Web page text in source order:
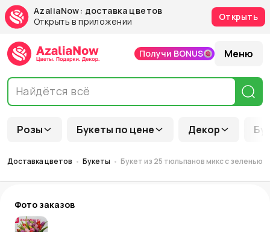
AzaliaNow: доставка цветов
Открыть в приложении
Открыть
Розы Букеты по цене Декор
Получи BONUS Меню
Доставка цветов Букеты Букет из 25 тюльпанов микс с зеленью
Фото заказов